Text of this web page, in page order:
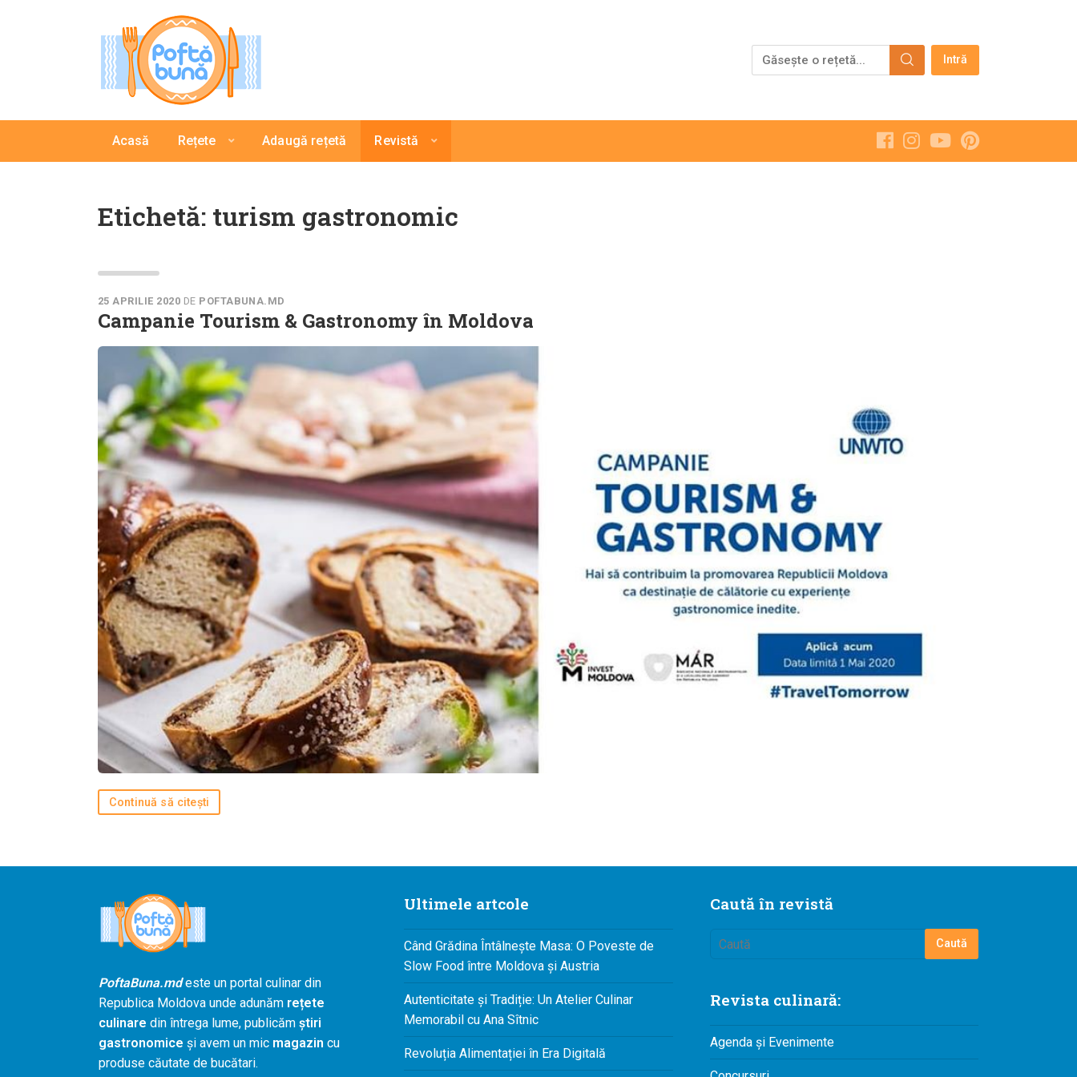
Intră
Acasă Rețete Adaugă rețetă Revistă
Etichetă: turism gastronomic
25 APRILIE 2020 DE POFTABUNA.MD
Campanie Tourism & Gastronomy în Moldova
Continuă să citești
PoftaBuna.mdeste un portal culinar din
Republica Moldova unde adunăm rețete
culinare din întrega lume, publicăm știri
gastronomice și avem un mic magazin cu
produse căutate de bucătari.
Ultimele artcole
Când Grădina Întâlnește Masa: O Poveste de
Slow Food între Moldova și Austria
Autenticitate și Tradiție: Un Atelier Culinar
Memorabil cu Ana Sîtnic
Revoluția Alimentației în Era Digitală
Caută în revistă
Revista culinară:
Agenda și Evenimente